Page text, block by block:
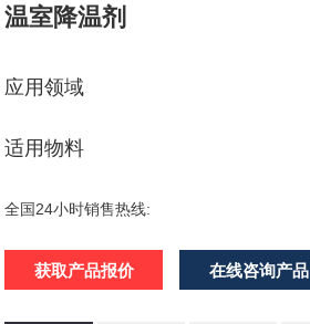
温室降温剂
应用领域
适用物料
全国24小时销售热线:
获取产品报价 在线咨询产品